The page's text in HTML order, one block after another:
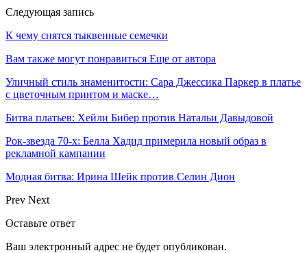
Следующая запись
К чему снятся тыквенные семечки
Вам также могут понравиться Еще от автора
Уличный стиль знаменитости: Сара Джессика Паркер в платье
с цветочным принтом и маске…
Битва платьев: Хейли Бибер против Натальи Давыдовой
Рок-звезда 70-х: Белла Хадид примерила новый образ в
рекламной кампании
Модная битва: Ирина Шейк против Селин Дион
Prev Next
Оставьте ответ
Ваш электронный адрес не будет опубликован.